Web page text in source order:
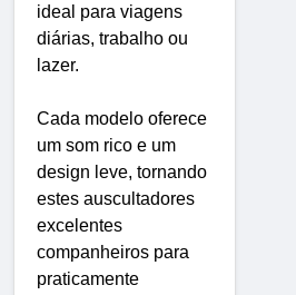
ideal para viagens
diárias, trabalho ou
lazer.
Cada modelo oferece
um som rico e um
design leve, tornando
estes auscultadores
excelentes
companheiros para
praticamente